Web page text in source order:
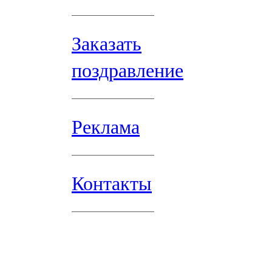
Заказать
поздравление
Реклама
Контакты